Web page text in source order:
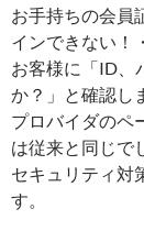
お手持ちの会員
インできない！
お客様に「ID、
か？」と確認し
プロバイダのペ
は従来と同じで
セキュリティ対
す。